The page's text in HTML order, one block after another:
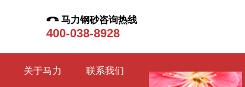
马力钢砂咨询热线
400-038-8928
关于马力 联系我们